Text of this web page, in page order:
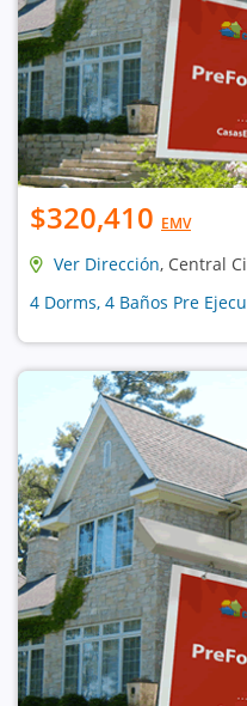
$320,410 EMV
Ver Dirección, Central
4 Dorms, 4 Baños Pre